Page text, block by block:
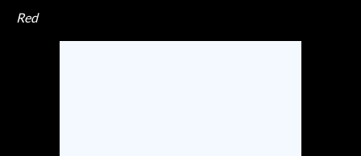
NECROLOGI
Red